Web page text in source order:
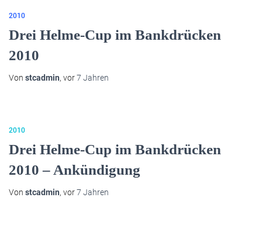
2010
Drei Helme-Cup im Bankdrücken
2010
Von stcadmin, vor7 Jahren
2010
Drei Helme-Cup im Bankdrücken
2010 – Ankündigung
Von stcadmin, vor7 Jahren